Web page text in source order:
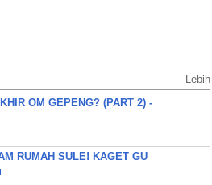
Lebih
OM GEPENG? (PART 2) -
RUMAH SULE! KAGET GU